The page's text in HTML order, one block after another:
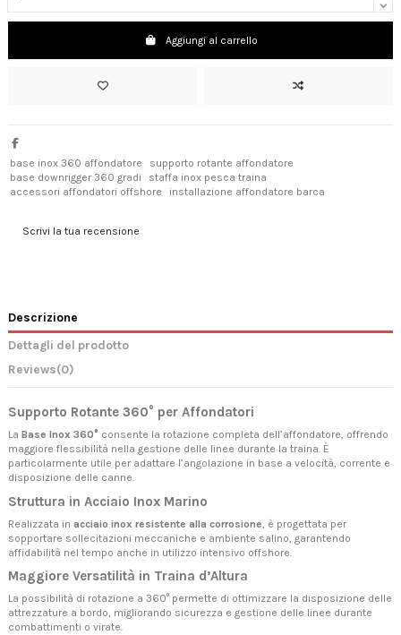
Aggiungi al carrello
base inox 360 affondatore
supporto rotante affondatore
base downrigger 360 gradi
staffa inox pesca traina
accessori affondatori offshore
installazione affondatore barca
Scrivi la tua recensione
Descrizione
Dettagli del prodotto
Reviews(0)
Supporto Rotante 360° per Affondatori
La Base Inox 360° consente la rotazione completa dell’affondatore, offrendo
maggiore flessibilità nella gestione delle linee durante la traina. È
particolarmente utile per adattare l’angolazione in base a velocità, corrente e
disposizione delle canne.
Struttura in Acciaio Inox Marino
Realizzata in acciaio inox resistente alla corrosione, è progettata per
sopportare sollecitazioni meccaniche e ambiente salino, garantendo
affidabilità nel tempo anche in utilizzo intensivo offshore.
Maggiore Versatilità in Traina d’Altura
La possibilità di rotazione a 360° permette di ottimizzare la disposizione delle
attrezzature a bordo, migliorando sicurezza e gestione delle linee durante
combattimenti o virate.